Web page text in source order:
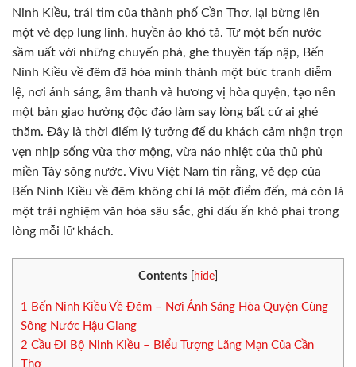
Ninh Kiều, trái tim của thành phố Cần Thơ, lại bừng lên
một vẻ đẹp lung linh, huyền ảo khó tả. Từ một bến nước
sầm uất với những chuyến phà, ghe thuyền tấp nập, Bến
Ninh Kiều về đêm đã hóa mình thành một bức tranh diễm
lệ, nơi ánh sáng, âm thanh và hương vị hòa quyện, tạo nên
một bản giao hưởng độc đáo làm say lòng bất cứ ai ghé
thăm. Đây là thời điểm lý tưởng để du khách cảm nhận trọn
vẹn nhịp sống vừa thơ mộng, vừa náo nhiệt của thủ phủ
miền Tây sông nước. Vivu Việt Nam tin rằng, vẻ đẹp của
Bến Ninh Kiều về đêm không chỉ là một điểm đến, mà còn là
một trải nghiệm văn hóa sâu sắc, ghi dấu ấn khó phai trong
lòng mỗi lữ khách.
Contents hide
1
Bến Ninh Kiều Về Đêm – Nơi Ánh Sáng Hòa Quyện Cùng
Sông Nước Hậu Giang
2 Cầu Đi Bộ Ninh Kiều – Biểu Tượng Lãng Mạn Của Cần
Thơ